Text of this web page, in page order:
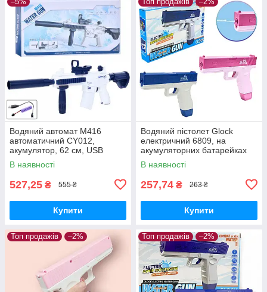
Водяний автомат M416
автоматичний CY012,
акумулятор, 62 см, USB
зарядний
В наявності
527,25 ₴ 555 ₴
Купити
Водяний пістолет Glock
електричний 6809, на
акумуляторних батарейках
(до комплекту не входять), 2
кольори
В наявності
257,74 ₴ 263 ₴
Купити
Топ продажів –2% Топ продажів –2%